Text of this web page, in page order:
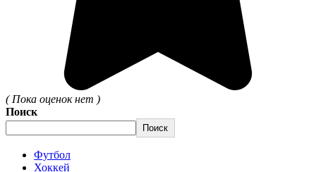
( Пока оценок нет )
Поиск
Поиск
Футбол
Хоккей